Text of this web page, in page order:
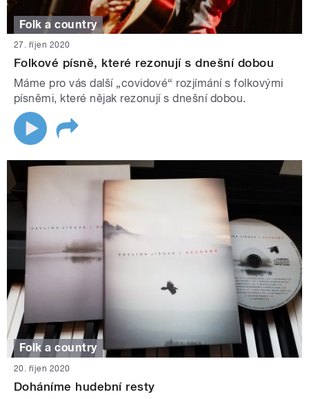
Folk a country
27. říjen 2020
Folkové písně, které rezonují s dnešní dobou
Máme pro vás další „covidové“ rozjímání s folkovými
písněmi, které nějak rezonují s dnešní dobou.
Folk a country
20. říjen 2020
Doháníme hudební resty